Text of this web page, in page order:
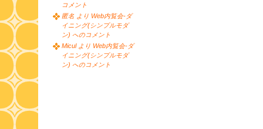
コメント
匿名 より Web内覧会-ダ
イニング(シンプルモダ
ン) へのコメント
Micul より Web内覧会-ダ
イニング(シンプルモダ
ン) へのコメント